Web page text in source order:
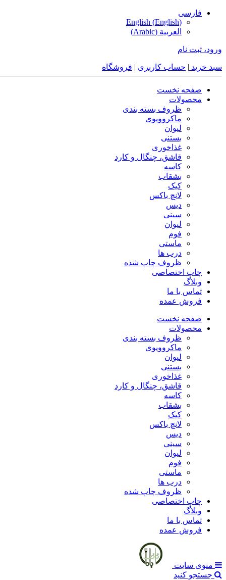
فارسی
English (English)
العربية (
Arabic
)
ورود، ثبت نام
سبد خرید | حساب کاربری | فروشگاه
صفحه نخست
محصولات
ظروف بسته بندی
ماکروویوی
لیوان
بستنی
غذاخوری
قاشق، چنگال و کارد
کاسه
بشقاب
کیک
لانچ باکس
دیس
سینی
لیوان
فوم
ماستی
درب ها
ظروف چاپ شده
چاپ اختصاصی
وبلاگ
تماس با ما
فروش عمده
صفحه نخست
محصولات
ظروف بسته بندی
ماکروویوی
لیوان
بستنی
غذاخوری
قاشق، چنگال و کارد
کاسه
بشقاب
کیک
لانچ باکس
دیس
سینی
لیوان
فوم
ماستی
درب ها
ظروف چاپ شده
چاپ اختصاصی
وبلاگ
تماس با ما
فروش عمده
منوی سایت
جستجو کنید